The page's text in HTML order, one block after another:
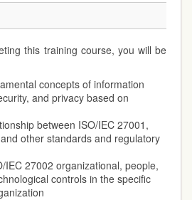
this training course, you will be
concepts of information
and privacy based on
between ISO/IEC 27001,
other standards and regulatory
IEC 27002 organizational, people,
controls in the specific